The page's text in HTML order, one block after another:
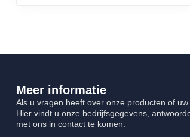
Meer informatie
Als u vragen heeft over onze producten of
Hier vindt u onze bedrijfsgegevens,
met ons in contact te komen.